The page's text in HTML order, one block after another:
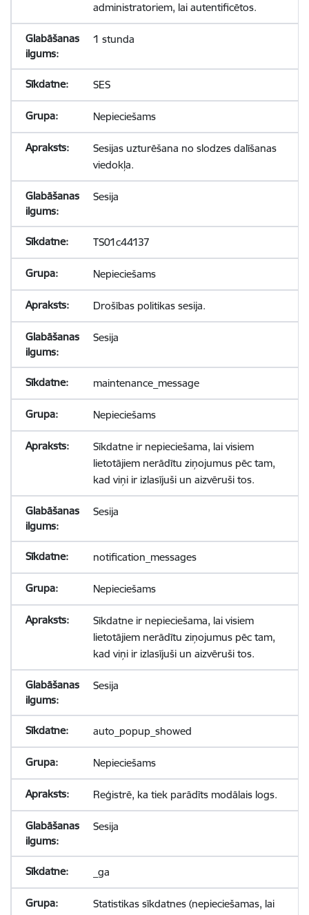
administratoriem, lai autentificētos.
1 stunda
SES
Nepieciešams
Sesijas uzturēšana no slodzes dalīšanas
viedokļa.
Sesija
TS01c44137
Nepieciešams
Drošības politikas sesija.
Sesija
maintenance_message
Nepieciešams
Sīkdatne ir nepieciešama, lai visiem
lietotājiem nerādītu ziņojumus pēc tam,
kad viņi ir izlasījuši un aizvēruši tos.
Sesija
notification_messages
Nepieciešams
Sīkdatne ir nepieciešama, lai visiem
lietotājiem nerādītu ziņojumus pēc tam,
kad viņi ir izlasījuši un aizvēruši tos.
Sesija
auto_popup_showed
Nepieciešams
Reģistrē, ka tiek parādīts modālais logs.
Sesija
_ga
Statistikas sīkdatnes (nepieciešamas, lai